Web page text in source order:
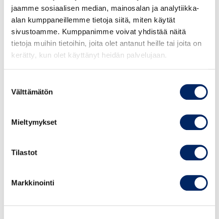
jaamme sosiaalisen median, mainosalan ja analytiikka-
alan kumppaneillemme tietoja siitä, miten käytät
sivustoamme. Kumppanimme voivat yhdistää näitä
tietoja muihin tietoihin, joita olet antanut heille tai joita on
kerätty, kun olet käyttänyt heidän palvelujaan.
valinta
Välttämätön
Mieltymykset
Tilastot
Markkinointi
Kiinnostaako osallistuminen myös Suureen
vientipäivään10.2.2026?